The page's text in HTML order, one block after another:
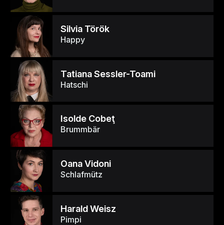
Silvia Török
Happy
Tatiana Sessler-Toami
Hatschi
Isolde Cobeţ
Brummbär
Oana Vidoni
Schlafmütz
Harald Weisz
Pimpi